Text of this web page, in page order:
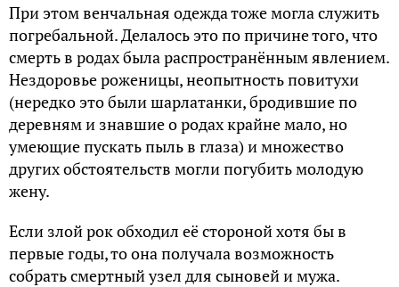
При этом венчальная одежда тоже могла служить
погребальной. Делалось это по причине того, что
смерть в родах была распространённым явлением.
Нездоровье роженицы, неопытность повитухи
(нередко это были шарлатанки, бродившие по
деревням и знавшие о родах крайне мало, но
умеющие пускать пыль в глаза) и множество
других обстоятельств могли погубить молодую
жену.
Если злой рок обходил её стороной хотя бы в
первые годы, то она получала возможность
собрать смертный узел для сыновей и мужа.